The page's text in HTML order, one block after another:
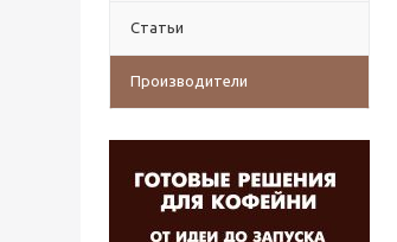
Статьи
Производители